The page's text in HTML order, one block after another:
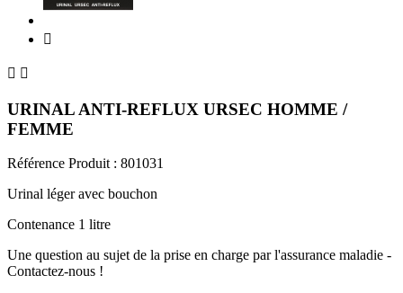

 
URINAL ANTI-REFLUX URSEC HOMME /
FEMME
Référence Produit : 801031
Urinal léger avec bouchon
Contenance 1 litre
Une question au sujet de la prise en charge par l'assurance maladie -
Contactez-nous !